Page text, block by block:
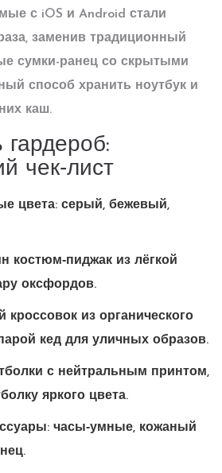
с iOS и Android стали
заменив традиционный
сумки-ранец со скрытыми
способ хранить ноутбук и
каш.
гардероб:
чек‑лист
цвета: серый, бежевый,
костюм‑пиджак из лёгкой
оксфордов.
кроссовок из органического
кед для уличных образов.
с нейтральным принтом,
яркого цвета.
часы‑умные, кожаный